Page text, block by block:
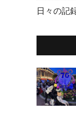
日々の記